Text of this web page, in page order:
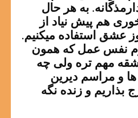
به هر حال
هم پیش نیاد از
عشق استفاده میکنیم.
نفس عمل که همون
مهم تره ولی چه
و مراسم دیرین
بذاریم و زنده نگه